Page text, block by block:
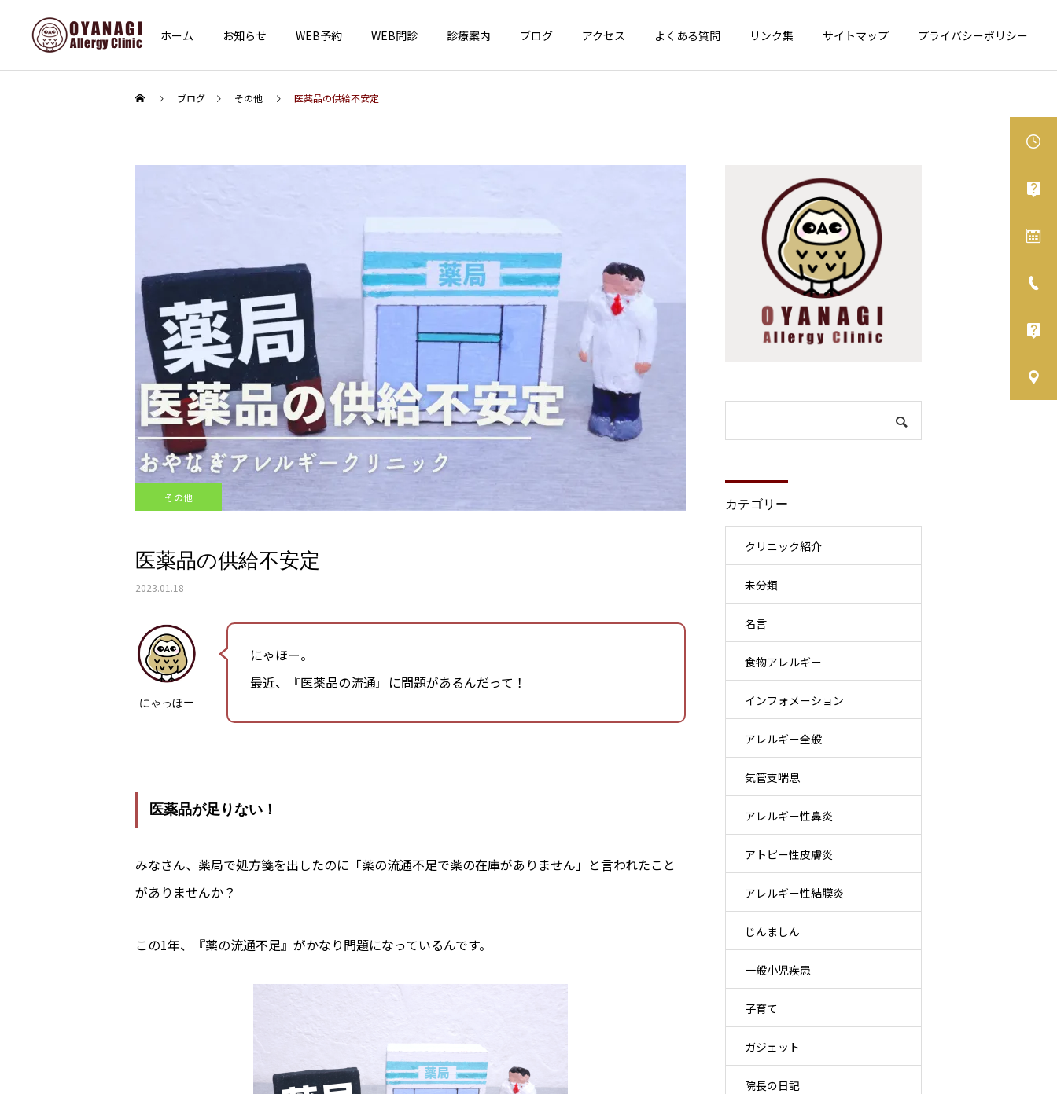
ホーム お知らせ WEB予約 WEB問診 診療案内 ブログ アクセス よくある質問 リンク集 サイトマップ プライバシーポリシー
ワクチン）を開始します
増中！ お子さんのワクチン
接種、確認しましょう！
食物アレルギー
カシューナッツが表示義務
舌下免疫療法、オススメで
ブログ その他 医薬品の供給不安定
その他
医薬品の供給不安定
2023.01.18
にゃっほー
にゃほー。
最近、『医薬品の流通』に問題があるんだって！
医薬品が足りない！
みなさん、薬局で処方箋を出したのに「薬の流通不足で薬の在庫がありません」と言われたこと
がありませんか？
この1年、『薬の流通不足』がかなり問題になっているんです。
カテゴリー
クリニック紹介
未分類
名言
食物アレルギー
インフォメーション
アレルギー全般
気管支喘息
アレルギー性鼻炎
アトピー性皮膚炎
アレルギー性結膜炎
じんましん
一般小児疾患
子育て
ガジェット
院長の日記